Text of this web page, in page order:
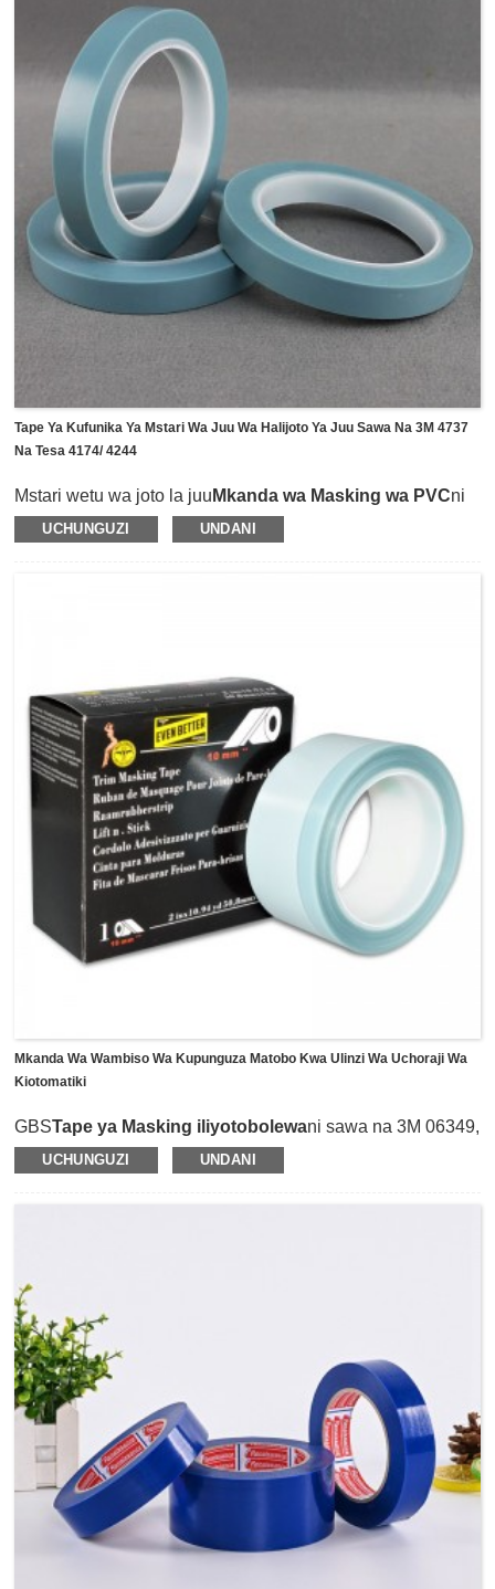
zingine za 3D au zenye pembe na hutoa mshikamano
thabiti kwenye nyuso.Jambo muhimu zaidi ni baada ya
kuondokana na filamu, uso unapaswa kubaki safi kabisa
na usiofaa.GBS ina uwezo wa kubinafsisha mshikamano
wa kati na wa juu kulingana na matakwa ya mteja na pia
kutoa mishale ya kuchapisha na mistari ili kusaidia
kutambua kwa haraka mwelekeo uliong'arishwa wa filamu
ya leza ya chuma cha pua.
Tape Ya Kufunika Ya Mstari Wa Juu Wa Halijoto Ya Juu Sawa Na 3M 4737
Na Tesa 4174/ 4244
Mstari wetu wa joto la juu Mkanda wa Masking wa PVCni
sawa na 3M 4737, Tesa 4174 na Tesa 4244, ambayo
imeundwa mahususi kwa mikondo mipana na utengano wa
kuacha mabaki kwenye mwili.Pia ina mshikamano mkali
sana wa maganda na ulinganifu mzuri wa kuambatana na
nyuso laini au zisizo sawa ili kutoa utengano bora wa
mstari wa rangi na ufunikaji katika michakato ya uchoraji
wa kiotomatiki ya halijoto ya juu.
UCHUNGUZI UNDANI
Mkanda Wa Wambiso Wa Kupunguza Matobo Kwa Ulinzi Wa Uchoraji Wa
Kiotomatiki
GBSTape ya Masking iliyotobolewani sawa na 3M 06349,
ambayo imeundwa mahususi kwa ajili ya ulinzi wa
masking ya uchoraji wa dawa otomatiki wa matengenezo
trim.Mkanda huu huruhusu rangi kutiririka chini ya ukingo
huku zikifunika sehemu zake za nje bila kuondoa au
kubadilisha ukingo au kutengeneza upya mistari ya rangi.
UCHUNGUZI UNDANI